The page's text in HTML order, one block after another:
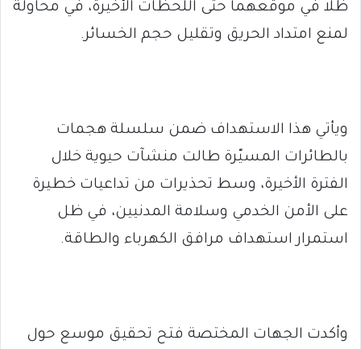
ظلا في موقعهما حتى اللحظات الأخيرة، في محاولة
لمنع امتداد الحريق وتقليل حجم الخسائر.
ويأتي هذا الاستهداف ضمن سلسلة هجمات
بالطائرات المسيّرة طالت منشآت حيوية خلال
الفترة الأخيرة، وسط تحذيرات من تداعيات خطيرة
على الأمن الخدمي وسلامة المدنيين، في ظل
استمرار استهداف مرافق الكهرباء والطاقة.
وأكدت الجهات المختصة فتح تحقيق موسع حول